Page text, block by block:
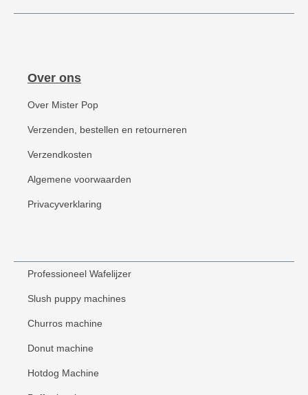
Over ons
Over Mister Pop
Verzenden, bestellen en retourneren
Verzendkosten
Algemene voorwaarden
Privacyverklaring
Professioneel Wafelijzer
Slush puppy machines
Churros machine
Donut machine
Hotdog Machine